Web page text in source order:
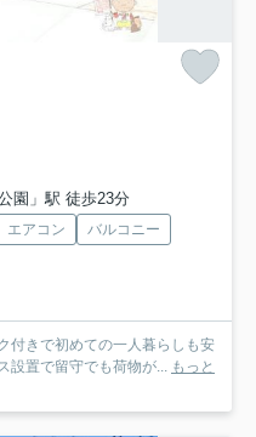
園」駅 徒歩23分
エアコン
バルコニー
付きで初めての一人暮らしも安
設置で留守でも荷物が... もっと